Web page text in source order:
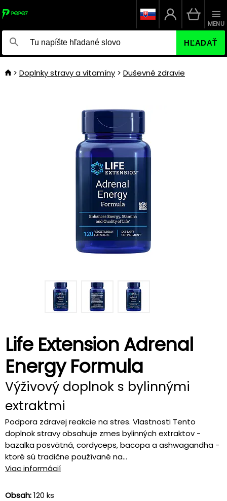
HĽADAŤ
MENU
Doplnky stravy a vitamíny Duševné zdravie
Life Extension Adrenal
Energy Formula
Výživový doplnok s bylinnými
extraktmi
Podpora zdravej reakcie na stres. Vlastnosti Tento
doplnok stravy obsahuje zmes bylinných extraktov -
bazalka posvätná, cordyceps, bacopa a ashwagandha -
ktoré sú tradične používané na...
Viac informácií
Obsah:120 ks